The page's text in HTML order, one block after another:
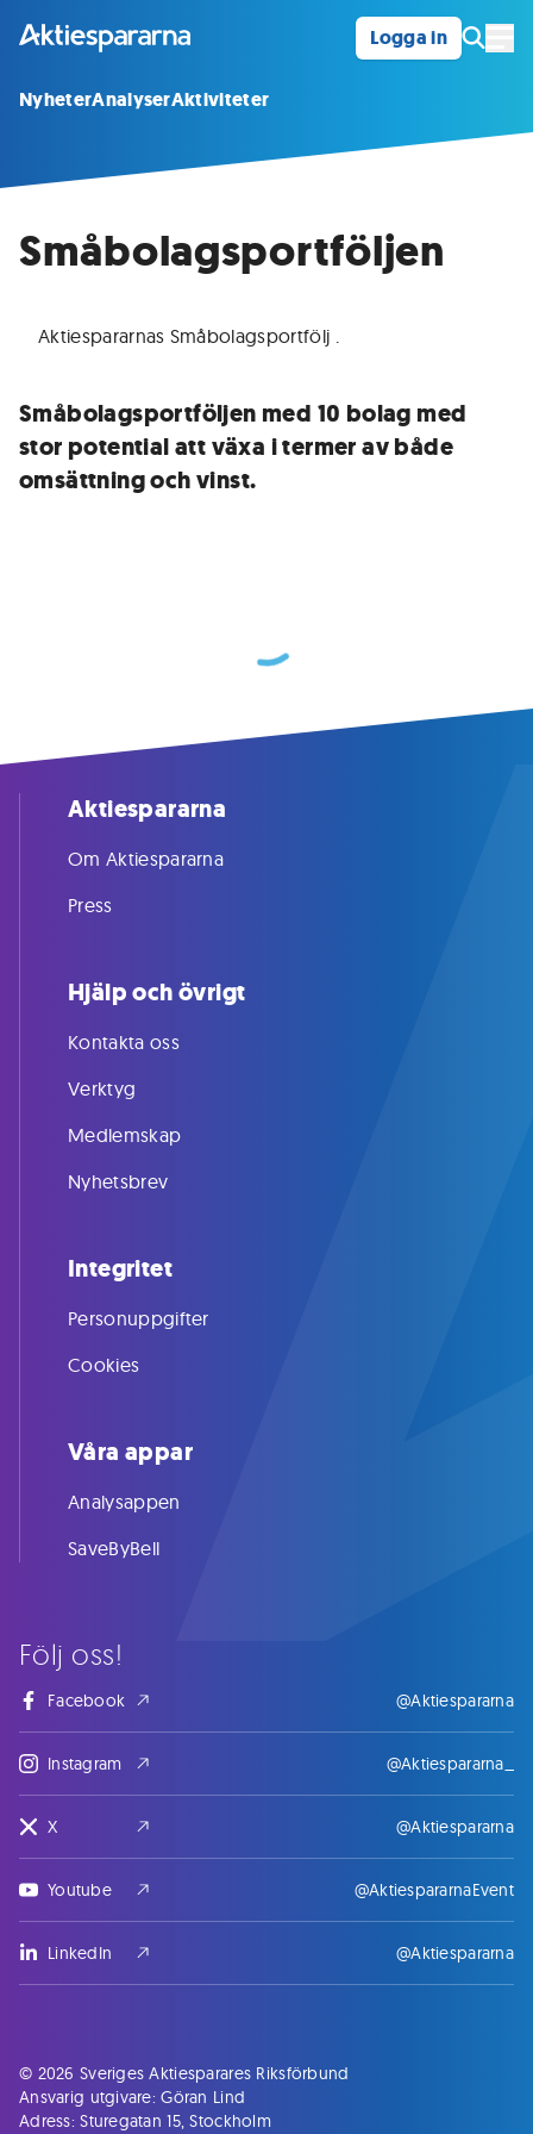
Logga in
NyheterAnalyserAktiviteter
Småbolagsportföljen
Aktiespararnas Småbolagsportfölj .
Småbolagsportföljen med 10 bolag med
stor potential att växa i termer av både
omsättning och vinst.
Följ oss!
Facebook @Aktiespararna
Instagram @Aktiespararna_
X @Aktiespararna
Youtube @AktiespararnaEvent
LinkedIn @Aktiespararna
Aktiespararna
Om Aktiespararna
Press
Hjälp och övrigt
Kontakta oss
Verktyg
Medlemskap
Nyhetsbrev
Integritet
Personuppgifter
Cookies
Våra appar
Analysappen
SaveByBell
© 2026 Sveriges Aktiesparares Riksförbund
Ansvarig utgivare: Göran Lind
Adress: Sturegatan 15, Stockholm